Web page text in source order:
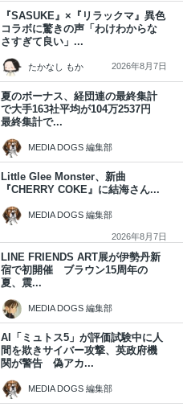
『SASUKE』×『リラックマ』異色
コラボに驚きの声「わけわからな
さすぎて良い」...
たかなし もか 2026年8月7日
夏のボーナス、経団連の最終集計
で大手163社平均が104万2537円
最終集計で...
MEDIA DOGS 編集部
2026年8月7日
Little Glee Monster、新曲
『CHERRY COKE』に結海さん...
MEDIA DOGS 編集部
2026年8月7日
LINE FRIENDS ART展が伊勢丹新
宿で初開催 ブラウン15周年の
夏、震...
MEDIA DOGS 編集部
2026年8月6日
AI「ミュトス5」が評価試験中に人
間を欺きサイバー攻撃、英政府機
関が警告 偽アカ...
MEDIA DOGS 編集部